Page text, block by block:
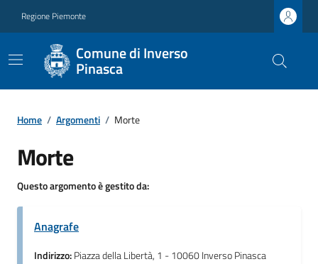
Regione Piemonte
Comune di Inverso
Pinasca
Home / Argomenti / Morte
Morte
Questo argomento è gestito da:
Anagrafe
Indirizzo:Piazza della Libertà, 1 - 10060 Inverso Pinasca